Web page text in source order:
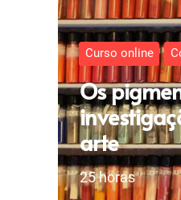
Curso online
Os
arte
25horas